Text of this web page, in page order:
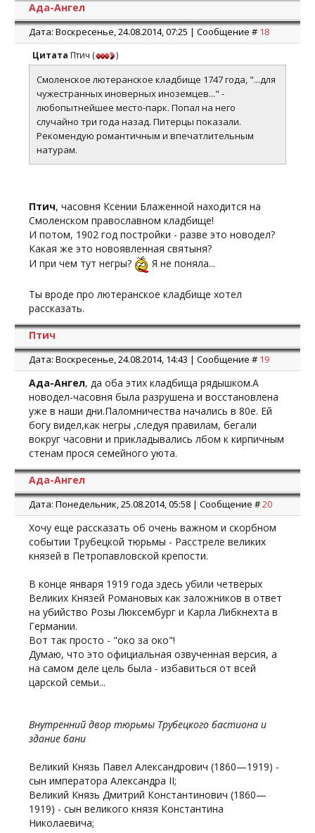
Ада-Ангел
Дата: Воскресенье, 24.08.2014, 07:25 | Сообщение # 18
Цитата Птич ( )
Смоленское лютеранское кладбище 1747 года, "...для
чужестранных иноверных иноземцев..." -
любопытнейшее место-парк. Попал на него
случайно три года назад. Питерцы показали.
Рекомендую романтичным и впечатлительным
натурам.
Птич, часовня Ксении Блаженной находится на
Смоленском православном кладбище!
И потом, 1902 год постройки - разве это новодел?
Какая же это новоявленная святыня?
И при чем тут негры?
Я не поняла...
Ты вроде про лютеранское кладбище хотел
рассказать.
Птич
Дата: Воскресенье, 24.08.2014, 14:43 | Сообщение # 19
Ада-Ангел, да оба этих кладбища рядышком.А
новодел-часовня была разрушена и восстановлена
уже в наши дни.Паломничества начались в 80е. Ей
богу видел,как негры ,следуя правилам, бегали
вокруг часовни и прикладывались лбом к кирпичным
стенам прося семейного уюта.
Ада-Ангел
Дата: Понедельник, 25.08.2014, 05:58 | Сообщение #20
Хочу еще рассказать об очень важном и скорбном
событии Трубецкой тюрьмы - Расстреле великих
князей в Петропавловской крепости.
В конце января 1919 года здесь убили четверых
Великих Князей Романовых как заложников в ответ
на убийство Розы Люксембург и Карла Либкнехта в
Германии.
Вот так просто - "око за око"!
Думаю, что это официальная озвученная версия, а
на самом деле цель была - избавиться от всей
царской семьи...
Внутренний двор тюрьмы Трубецкого бастиона и
здание бани
Великий Князь Павел Александрович (1860—1919) -
сын императора Александра II;
Великий Князь Дмитрий Константинович (1860—
1919) - сын великого князя Константина
Николаевича;